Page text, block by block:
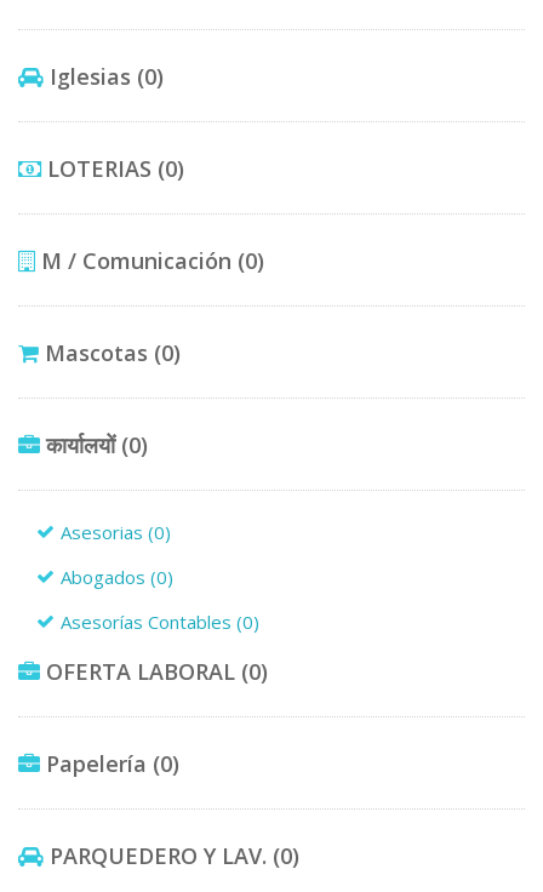
Iglesias (0)
LOTERIAS (0)
M / Comunicación (0)
Mascotas (0)
कार्यालयों (0)
Asesorias
(0)
Abogados
(0)
Asesorías Contables
(0)
OFERTA LABORAL (0)
Papelería (0)
PARQUEDERO Y LAV. (0)